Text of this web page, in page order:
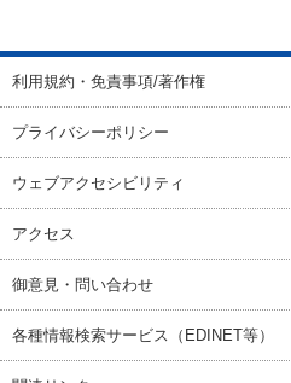
利用規約・免責事項/著作権
プライバシーポリシー
ウェブアクセシビリティ
アクセス
御意見・問い合わせ
各種情報検索サービス（EDINET等）